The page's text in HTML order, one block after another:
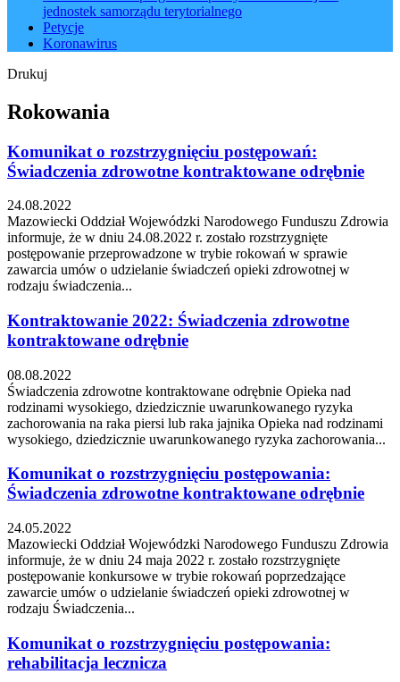
jednostek samorządu terytorialnego
Petycje
Koronawirus
Drukuj
Rokowania
Komunikat o rozstrzygnięciu postępowań:
Świadczenia zdrowotne kontraktowane odrębnie
24.08.2022
Mazowiecki Oddział Wojewódzki Narodowego Funduszu Zdrowia
informuje, że w dniu 24.08.2022 r. zostało rozstrzygnięte
postępowanie przeprowadzone w trybie rokowań w sprawie
zawarcia umów o udzielanie świadczeń opieki zdrowotnej w
rodzaju świadczenia...
Kontraktowanie 2022: Świadczenia zdrowotne
kontraktowane odrębnie
08.08.2022
Świadczenia zdrowotne kontraktowane odrębnie Opieka nad
rodzinami wysokiego, dziedzicznie uwarunkowanego ryzyka
zachorowania na raka piersi lub raka jajnika Opieka nad rodzinami
wysokiego, dziedzicznie uwarunkowanego ryzyka zachorowania...
Komunikat o rozstrzygnięciu postępowania:
Świadczenia zdrowotne kontraktowane odrębnie
24.05.2022
Mazowiecki Oddział Wojewódzki Narodowego Funduszu Zdrowia
informuje, że w dniu 24 maja 2022 r. zostało rozstrzygnięte
postępowanie konkursowe w trybie rokowań poprzedzające
zawarcie umów o udzielanie świadczeń opieki zdrowotnej w
rodzaju Świadczenia...
Komunikat o rozstrzygnięciu postępowania:
rehabilitacja lecznicza